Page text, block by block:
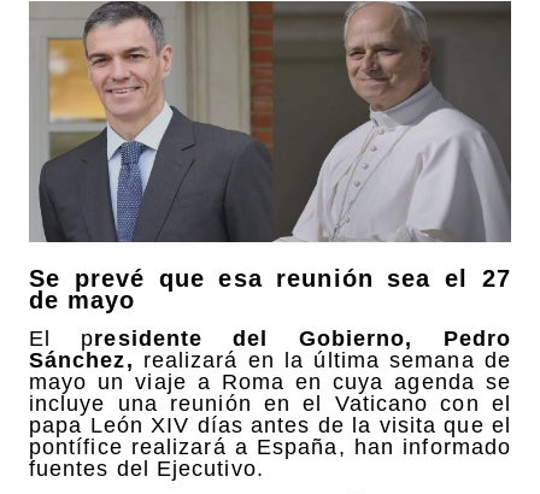
Se prevé que esa reunión sea el 27
de mayo
El presidente del Gobierno, Pedro
Sánchez, realizará en la última semana de
mayo un viaje a Roma en cuya agenda se
incluye una reunión en el Vaticano con el
papa León XIV días antes de la visita que el
pontífice realizará a España, han informado
fuentes del Ejecutivo.